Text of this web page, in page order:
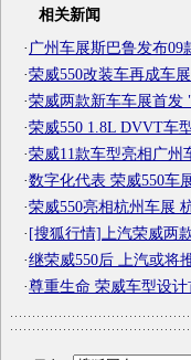
相关新闻
· 广州车展斯巴鲁发布09
·荣威550改装车再成车
·荣威两款新车车展首发
·荣威550 1.8L DVVT车
·荣威11款车型亮相广州
·数字化代表 荣威550车
·荣威550亮相杭州车展
·[搜狐行情]上汽荣威两
·继荣威550后 上汽或将
·尊重生命 荣威车型设